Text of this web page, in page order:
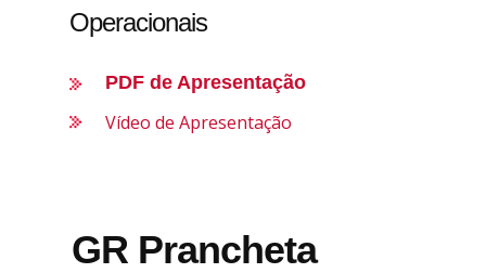
Operacionais
PDF de Apresentação
Vídeo de Apresentação
GR Prancheta